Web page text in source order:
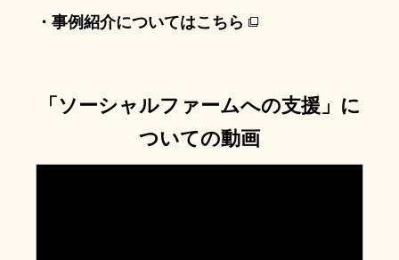
・事例紹介についてはこちら
「ソーシャルファームへの支援」に
ついての動画